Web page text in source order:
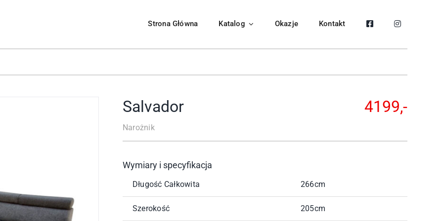
Strona Główna Katalog
Meble Systemowe Pomieszczenia
Jadalnia
Biuro
Przedpokój
Okazje Kontakt
Salvador
Narożnik
4199,-
Wymiary i specyfikacja
Długość Całkowita 266cm
Szerokość 205cm